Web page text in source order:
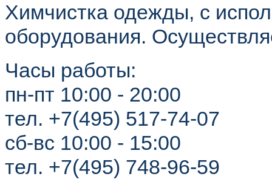
Химчистка одежды, с
оборудования.
Часы работы:
пн-пт 10:00 - 20:00
тел. +7(495) 517-74-07
сб-вс 10:00 - 15:00
тел. +7(495) 748-96-59